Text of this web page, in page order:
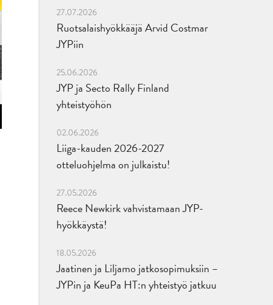
27.07.2026
Ruotsalaishyökkääjä Arvid Costmar
JYPiin
25.06.2026
JYP ja Secto Rally Finland
yhteistyöhön
02.06.2026
Liiga-kauden 2026-2027
otteluohjelma on julkaistu!
27.05.2026
Reece Newkirk vahvistamaan JYP-
hyökkäystä!
18.05.2026
Jaatinen ja Liljamo jatkosopimuksiin –
JYPin ja KeuPa HT:n yhteistyö jatkuu